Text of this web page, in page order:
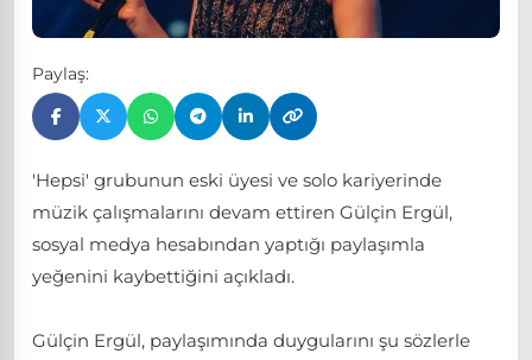
Paylaş:
'Hepsi' grubunun eski üyesi ve solo kariyerinde
müzik çalışmalarını devam ettiren Gülçin Ergül,
sosyal medya hesabından yaptığı paylaşımla
yeğenini kaybettiğini açıkladı.
Gülçin Ergül, paylaşımında duygularını şu sözlerle